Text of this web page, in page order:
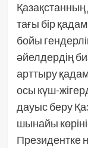
тағы бір
бойы
әйелдердің
арттыру
осы күш-
дауыс беру
шынайы
Президентке